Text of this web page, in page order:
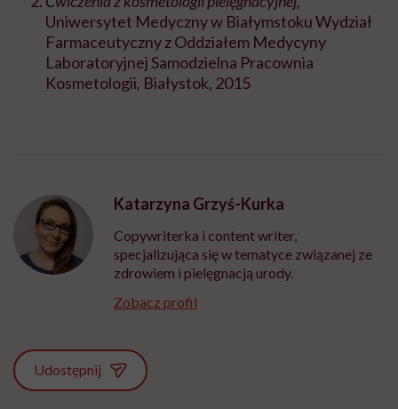
Uniwersytet Medyczny w Białymstoku Wydział
Farmaceutyczny z Oddziałem Medycyny
Laboratoryjnej Samodzielna Pracownia
Kosmetologii, Białystok, 2015
Katarzyna Grzyś-Kurka
Copywriterka i content writer,
specjalizująca się w tematyce związanej ze
zdrowiem i pielęgnacją urody.
Zobacz profil
Udostępnij